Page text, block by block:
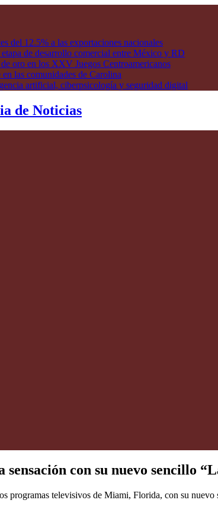
del 12.5% a las exportaciones nacionales
de desarrollo comercial entre México y RD
oro en los XXV Juegos Centroamericanos
las comunidades de Carolina
artificial, ciberpsicología y seguridad digital
de Noticias
con su nuevo sencillo
programas televisivos de Miami, Florida, con su